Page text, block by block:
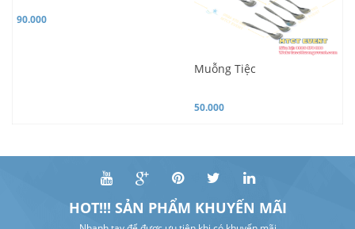
90.000
Muỗng Tiệc
50.000
HOT!!! SẢN PHẨM KHUYẾN MÃI